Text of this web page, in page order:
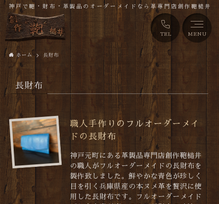
TEL MENU
神戸で鞄・財布・革製品のオーダーメイドなら革専門店創作鞄槌井
ホーム 長財布
長財布
職人手作りのフルオーダーメイ
ドの長財布
神戸元町にある革製品専門店創作鞄槌井
の職人がフルオーダーメイドの長財布を
製作致しました。鮮やかな青色が珍しく
目を引く兵庫県産の本ヌメ革を贅沢に使
用した長財布です。フルオーダーメイド